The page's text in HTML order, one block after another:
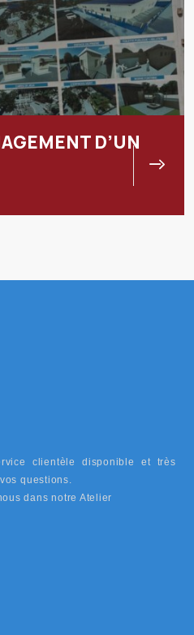
D’UN
clientèle disponible et très
questions.
dans notre Atelier